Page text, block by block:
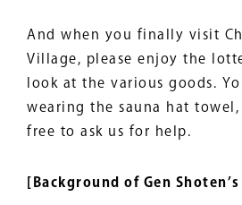
And when you finally visit
Village, please enjoy the
look at the various goods.
wearing the sauna hat towel,
free to ask us for help.
[Background of Gen